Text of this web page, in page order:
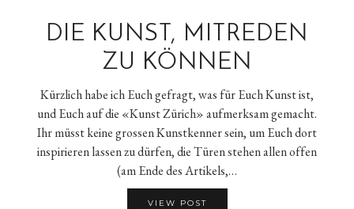
DIE KUNST, MITREDEN
ZU KÖNNEN
Kürzlich habe ich Euch gefragt, was für Euch Kunst ist,
und Euch auf die «Kunst Zürich» aufmerksam gemacht.
Ihr müsst keine grossen Kunstkenner sein, um Euch dort
inspirieren lassen zu dürfen, die Türen stehen allen offen
(am Ende des Artikels,…
VIEW POST